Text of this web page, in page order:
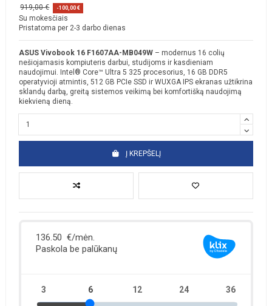
919,00 € -100,00 €
Su mokesčiais
Pristatoma per 2-3 darbo dienas
ASUS Vivobook 16 F1607AA-MB049W – modernus 16 colių
nešiojamasis kompiuteris darbui, studijoms ir kasdieniam
naudojimui. Intel® Core™ Ultra 5 325 procesorius, 16 GB DDR5
operatyvioji atmintis, 512 GB PCIe SSD ir WUXGA IPS ekranas užtikrina
sklandų darbą, greitą sistemos veikimą bei komfortišką naudojimą
kiekvieną dieną.
Į KREPŠELĮ